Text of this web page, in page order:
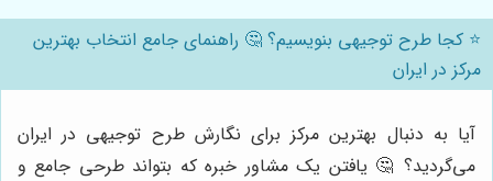
⭐️ کجا طرح توجیهی بنویسیم؟ 🤔 راهنمای جامع انتخاب بهترین
مرکز در ایران
آیا به دنبال بهترین مرکز برای نگارش طرح توجیهی در ایران
می‌گردید؟ 🤔 یافتن یک مشاور خبره که بتواند طرحی جامع و